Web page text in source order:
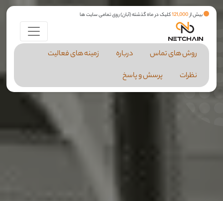
بیش از121,000کلیک در ماه گذشته (آبان) روی تمامی سایت ها
روش های تماس درباره
زمینه های فعالیت
نظرات
پرسش و پاسخ